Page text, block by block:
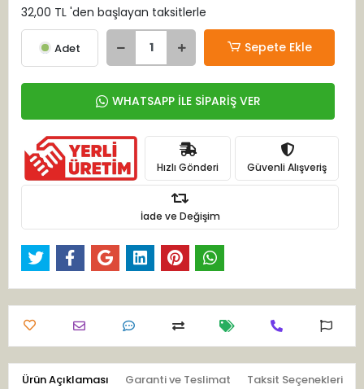
32,00 TL 'den başlayan taksitlerle
Adet Sepete Ekle
WHATSAPP İLE SİPARİŞ VER
Hızlı Gönderi Güvenli Alışveriş
İade ve Değişim
Ürün Açıklaması Garanti ve Teslimat Taksit Seçenekleri